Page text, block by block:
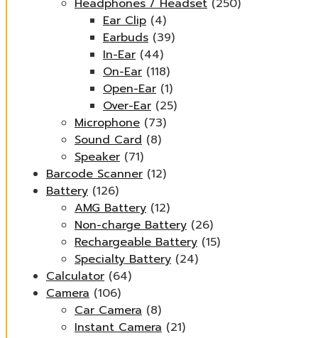
Headphones / Headset (250)
Ear Clip (4)
Earbuds (39)
In-Ear (44)
On-Ear (118)
Open-Ear (1)
Over-Ear (25)
Microphone (73)
Sound Card (8)
Speaker (71)
Barcode Scanner (12)
Battery (126)
AMG Battery (12)
Non-charge Battery (26)
Rechargeable Battery (15)
Specialty Battery (24)
Calculator (64)
Camera (106)
Car Camera (8)
Instant Camera (21)